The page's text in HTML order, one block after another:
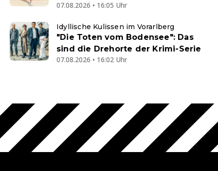
07.08.2026 • 16:05 Uhr
Idyllische Kulissen im Vorarlberg
"Die Toten vom Bodensee": Das
sind die Drehorte der Krimi-Serie
07.08.2026 • 16:02 Uhr